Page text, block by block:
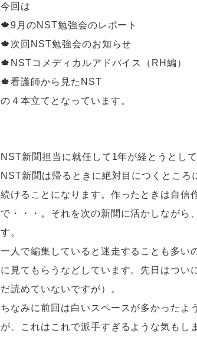
今回は
🍁9月のNST勉強会のレポート
🍁次回NST勉強会のお知らせ
🍁NSTコメディカルアドバイス（RH編）
🍁看護師から見たNST
の４本立てとなっています。
NST新聞担当に就任して1年が経とうとして
NST新聞は帰るときに絶対目につくとこ
続けることになります。作ったときは自信
で・・・。それを次の新聞に活かしながら
す。
一人で編集していると迷走することも多い
に見てもらうなどしています。先日はつい
だ読めていないですが）。
ちなみに前回は白いスペースが多かったよ
が、これはこれで派手すぎるような気もし